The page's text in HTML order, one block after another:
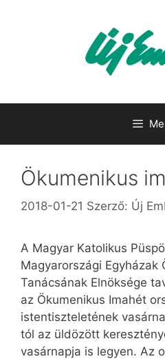
Ökumenikus
2018-01-21 Szerző: Új
A Magyar Katolikus
Magyarországi Egyházak
Tanácsának Elnöksége
az Ökumenikus Imahét
istentiszteletének
tól az üldözött
vasárnapja is legyen. Az